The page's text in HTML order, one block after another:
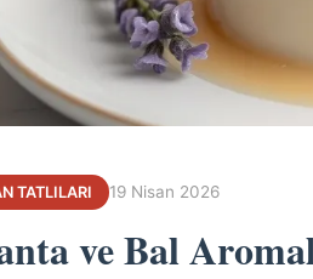
TATLILARI 19 Nisan 2026
ve Bal